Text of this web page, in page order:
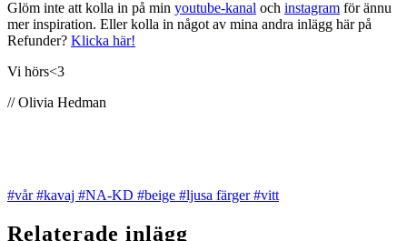
Glöm inte att kolla in på min youtube-kanal och instagram för ännu
mer inspiration. Eller kolla in något av mina andra inlägg här på
Refunder? Klicka här!
Vi hörs<3
// Olivia Hedman
#vår#kavaj #NA-KD #beige #ljusa färger#vitt
Relaterade inlägg